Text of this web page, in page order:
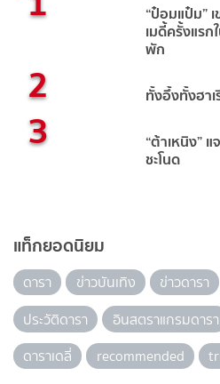
“ป๋อมแป๋ม”
เมดี้ครั้งแร
พัก
2 ทั้งอึ้งทั้งฮาเ
3 “ต้าเหนิง”
ชะโนด
แท็กยอดนิยม
ดารา ข่าวบันเทิง ข่าวดารา
ประวัติดารา
อินสตราแกรมดารา
ดาราเดลี่
recommended